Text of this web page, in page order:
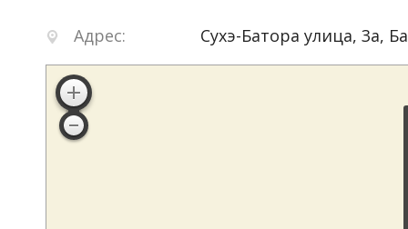
Адрес: Сухэ-Батора улица, 3а,